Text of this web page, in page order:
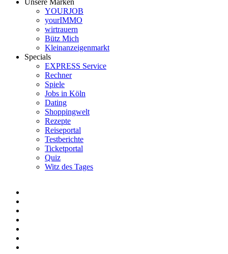
YOURJOB
yourIMMO
wirtrauern
Bütz Mich
Kleinanzeigenmarkt
Specials
EXPRESS Service
Rechner
Spiele
Jobs in Köln
Dating
Shoppingwelt
Rezepte
Reiseportal
Testberichte
Ticketportal
Quiz
Witz des Tages